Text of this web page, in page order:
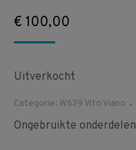
€ 100,00
Uitverkocht
Categorie: W639 Vito Viano
Ongebruikte onderdelen